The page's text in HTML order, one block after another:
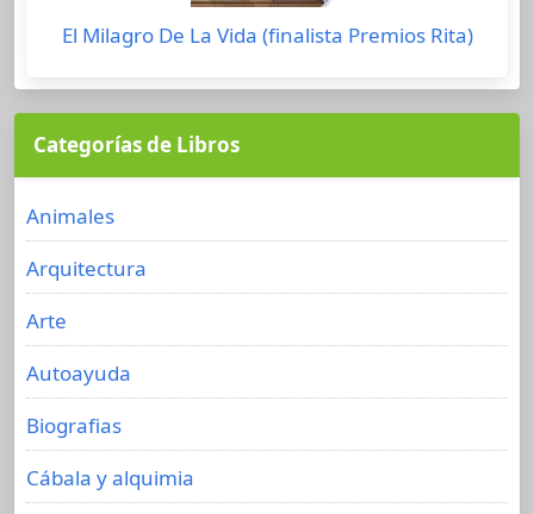
El Milagro De La Vida (finalista Premios Rita)
Categorías de Libros
Animales
Arquitectura
Arte
Autoayuda
Biografias
Cábala y alquimia